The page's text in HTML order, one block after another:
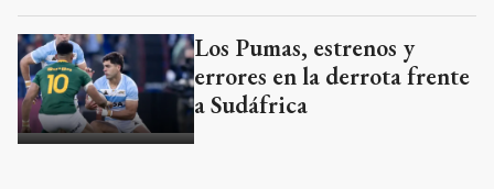
Los Pumas, estrenos y
errores en la derrota frente
a Sudáfrica